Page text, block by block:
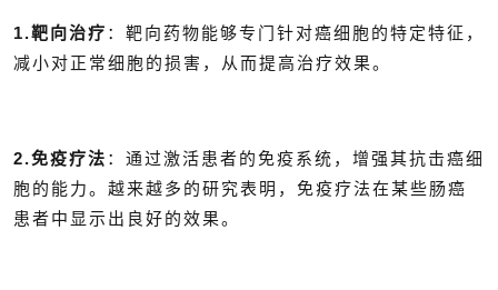
1.靶向治疗 ：靶向药物能够专门针对癌细胞的特定特征，
减小对正常细胞的损害，从而提高治疗效果。
2.免疫疗法 ：通过激活患者的免疫系统，增强其抗击癌细
胞的能力。越来越多的研究表明，免疫疗法在某些肠癌
患者中显示出良好的效果。